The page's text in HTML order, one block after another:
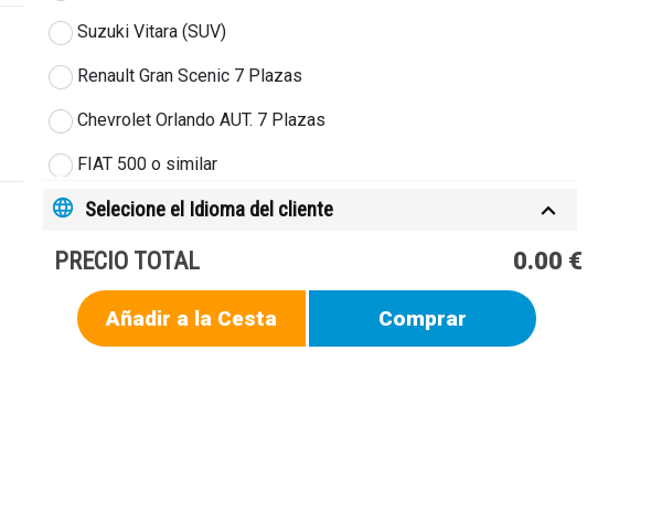
Suzuki Vitara (SUV)
Renault Gran Scenic 7 Plazas
Chevrolet Orlando AUT. 7 Plazas
FIAT 500 o similar
Beetle Cabrio o similar
Beetle Cabrio AUT.
Minibus 9 Plazas
Mercedes Vito AUT
Selecione el Idioma del cliente
PRECIO TOTAL 0.00 €
Añadir a la Cesta Comprar